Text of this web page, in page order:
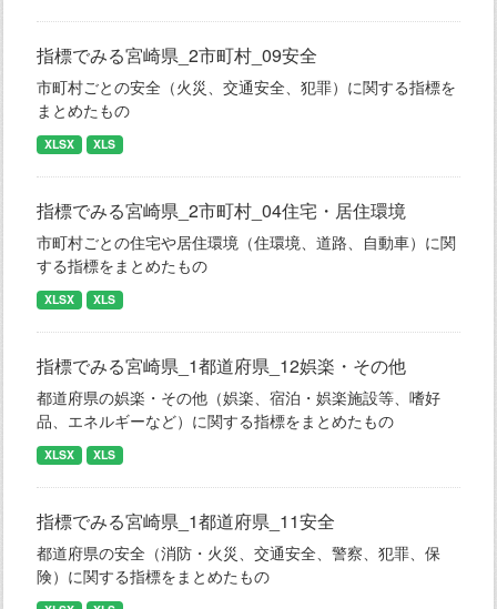
指標でみる宮崎県_2市町村_09安全
市町村ごとの安全（火災、交通安全、犯罪）に関する指標を
まとめたもの
XLSX XLS
指標でみる宮崎県_2市町村_04住宅・居住環境
市町村ごとの住宅や居住環境（住環境、道路、自動車）に関
する指標をまとめたもの
XLSX XLS
指標でみる宮崎県_1都道府県_12娯楽・その他
都道府県の娯楽・その他（娯楽、宿泊・娯楽施設等、嗜好
品、エネルギーなど）に関する指標をまとめたもの
XLSX XLS
指標でみる宮崎県_1都道府県_11安全
都道府県の安全（消防・火災、交通安全、警察、犯罪、保
険）に関する指標をまとめたもの